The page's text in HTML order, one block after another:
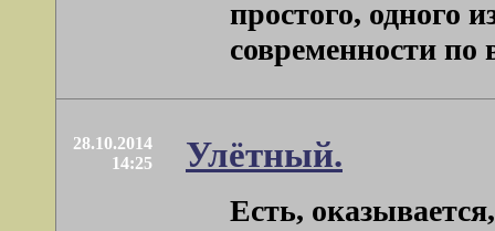
простого, одного
современности по
28.10.2014
14:25
Улётный.
Есть,